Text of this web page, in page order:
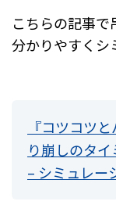
こちらの記事
分かりやすくシ
『コツコツ
り崩しのタ
– シミュレー